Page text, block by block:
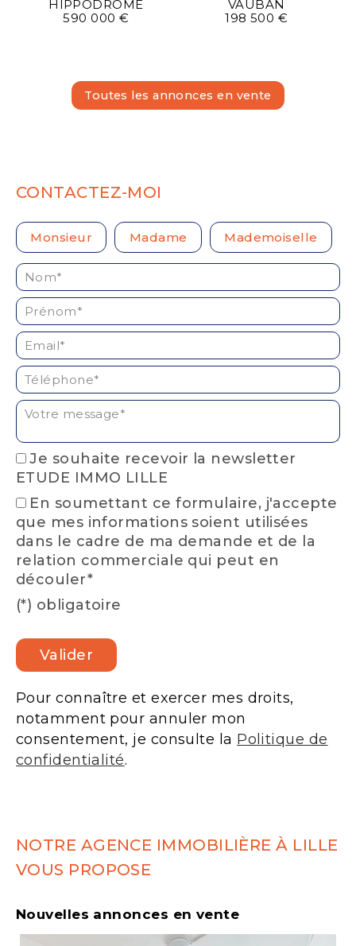
HIPPODROME
590 000 €
VAUBAN
198 500 €
Toutes les annonces en vente
CONTACTEZ-MOI
Civilité :
Monsieur Madame Mademoiselle
Nom* :
Prénom* :
Email* :
Téléphone* :
Votre message* :
Je souhaite recevoir la newsletter
ETUDE IMMO LILLE
En soumettant ce formulaire, j'accepte
que mes informations soient utilisées
dans le cadre de ma demande et de la
relation commerciale qui peut en
découler*
(*) obligatoire
Pour connaître et exercer mes droits,
notamment pour annuler mon
consentement, je consulte la Politique de
confidentialité.
NOTRE AGENCE IMMOBILIÈRE À LILLE
VOUS PROPOSE
Nouvelles annonces en vente